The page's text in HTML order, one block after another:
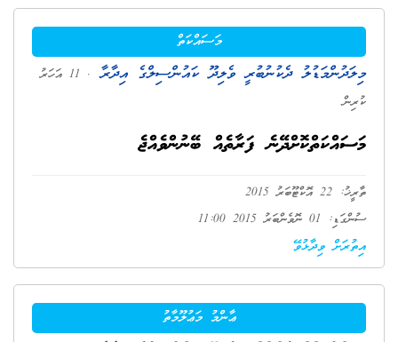
މަސައްކަތް
މިލަދުންމަޑުލު ދެކުނުބުރީ ވެލިދޫ ކައުންސިލްގެ އިދާރާ
. 11 އަހަރު
ކުރިން
މަސައްކަތްކޮށްދޭނެ ފަރާތެއް ބޭނުންވެއްޖެ
ތާރީޚު: 22 އޮކްޓޫބަރު 2015
ސުންގަޑި: 01 ނޮވެންބަރު 2015 11:00
އިތުރަށް ވިދާޅުވޭ
ޢާންމު މަޢުލޫމާތު